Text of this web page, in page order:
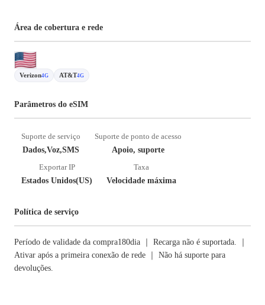
Área de cobertura e rede
Verizon4G AT&T4G
Parâmetros do eSIM
Suporte de serviço
Dados,Voz,SMS
Suporte de ponto de acesso
Apoio, suporte
Exportar IP
Estados Unidos(US)
Taxa
Velocidade máxima
Política de serviço
Período de validade da compra180dia ｜ Recarga não é suportada. ｜
Ativar após a primeira conexão de rede ｜ Não há suporte para
devoluções.